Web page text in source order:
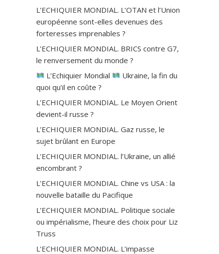
L’ECHIQUIER MONDIAL. L’OTAN et l’Union
européenne sont-elles devenues des
forteresses imprenables ?
L’ECHIQUIER MONDIAL. BRICS contre G7,
le renversement du monde ?
L’Echiquier Mondial
Ukraine, la fin du
quoi qu’il en coûte ?
L’ECHIQUIER MONDIAL. Le Moyen Orient
devient-il russe ?
L’ECHIQUIER MONDIAL. Gaz russe, le
sujet brûlant en Europe
L’ECHIQUIER MONDIAL. l’Ukraine, un allié
encombrant ?
L’ECHIQUIER MONDIAL. Chine vs USA : la
nouvelle bataille du Pacifique
L’ECHIQUIER MONDIAL. Politique sociale
ou impérialisme, l’heure des choix pour Liz
Truss
L’ECHIQUIER MONDIAL. L’impasse